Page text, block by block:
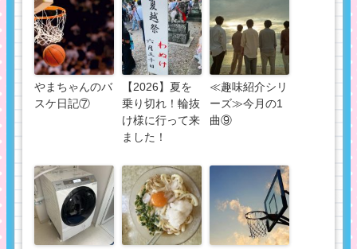
やまちゃんのバ
スケ日記⑦
【2026】夏を
乗り切れ！輪抜
け様に行って来
ました！
≪趣味紹介シリ
ーズ≫今月の1
曲⑨